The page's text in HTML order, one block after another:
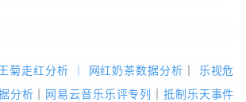
菊走红分析 网红奶茶数据分析
乐视危
分析 网易云音乐乐评专列 ｜抵制乐天事件